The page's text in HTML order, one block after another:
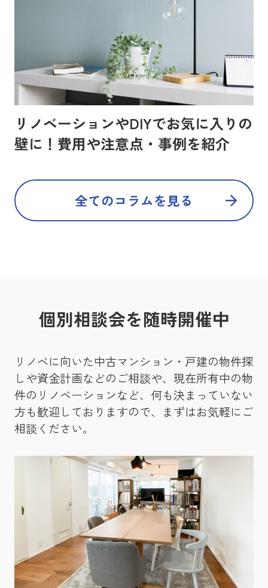
リノベーションやDIYでお気に入りの
壁に！費用や注意点・事例を紹介
全てのコラムを見る
個別相談会を随時開催中
リノベに向いた中古マンション・戸建の物件探
しや資金計画などのご相談や、現在所有中の物
件のリノベーションなど、何も決まっていない
方も歓迎しておりますので、まずはお気軽にご
相談ください。